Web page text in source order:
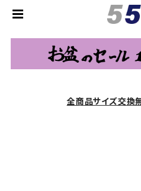
全商品サイズ交換